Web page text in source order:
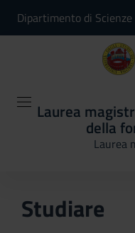
Dipartimento di Scienze
Laurea
della
Laurea
Studiare